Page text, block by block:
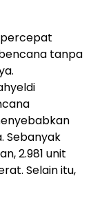
tanpa
Sebanyak
2.981 unit
Selain itu,